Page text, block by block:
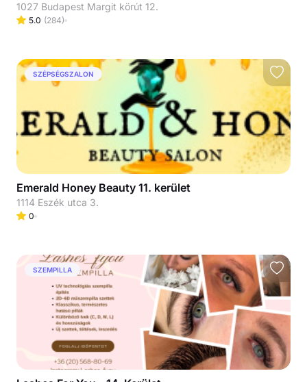
1027 Budapest Margit körút 12.
5.0 (284)
SZÉPSÉGSZALON
Emerald Honey Beauty 11. kerület
1114 Eszék utca 3.
0
SZEMPILLA